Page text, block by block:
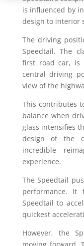
is influenced by
design to interior
The driving
Speedtail. The
first road car, is
central driving
view of the
This contributes
balance when
glass intensifies
design of the
incredible
experience.
The Speedtail
performance. It
Speedtail to
quickest
However, the